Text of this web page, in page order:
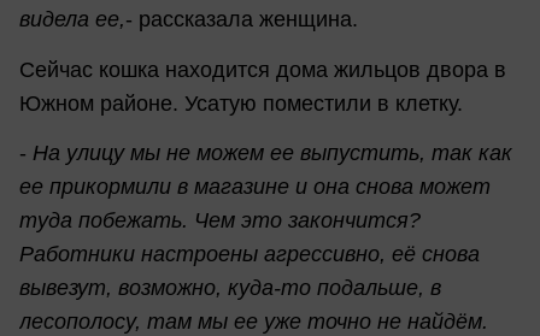
видела ее,- рассказала женщина.
Сейчас кошка находится дома жильцов двора в
Южном районе. Усатую поместили в клетку.
- На улицу мы не можем ее выпустить, так как
ее прикормили в магазине и она снова может
туда побежать. Чем это закончится?
Работники настроены агрессивно, её снова
вывезут, возможно, куда-то подальше, в
лесополосу, там мы ее уже точно не найдём.